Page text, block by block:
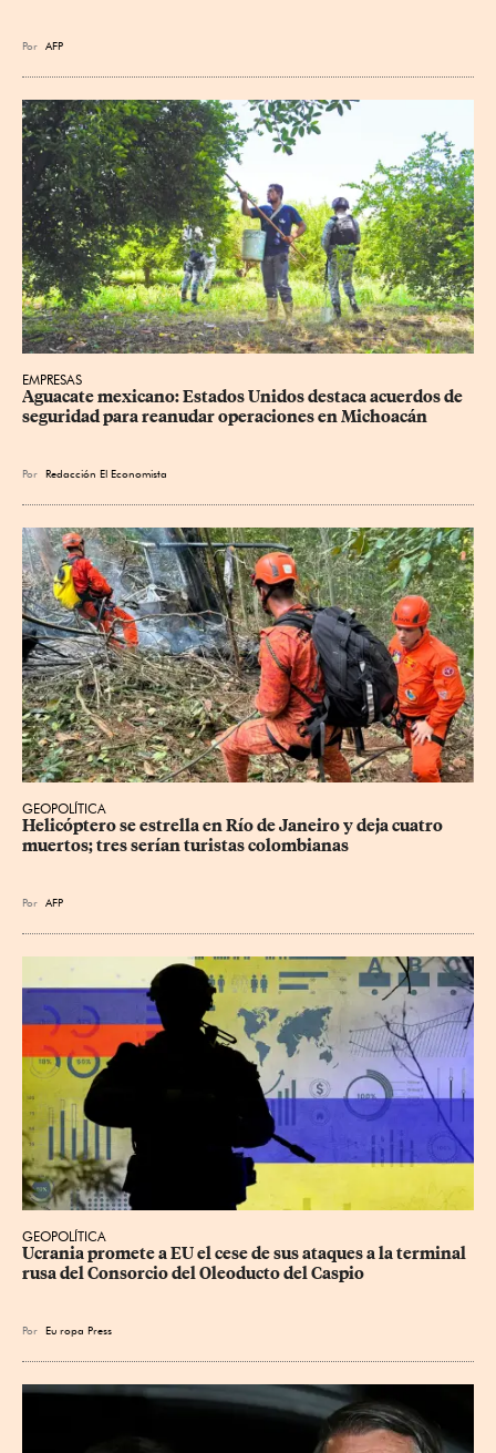
Por AFP
EMPRESAS
Aguacate mexicano: Estados Unidos destaca acuerdos de
seguridad para reanudar operaciones en Michoacán
Por Redacción El Economista
GEOPOLÍTICA
Helicóptero se estrella en Río de Janeiro y deja cuatro
muertos; tres serían turistas colombianas
Por AFP
GEOPOLÍTICA
Ucrania promete a EU el cese de sus ataques a la terminal
rusa del Consorcio del Oleoducto del Caspio
Por Eu ropa Press